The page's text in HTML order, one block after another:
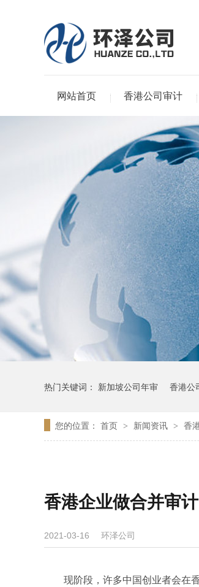
网站首页 香港公司审计
热门关键词： 新加坡公司年审 香港公
您的位置： 首页 > 新闻资讯 > 香
香港企业做合并审
2021-03-16 环泽公司
现阶段，许多中国创业者会在